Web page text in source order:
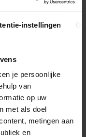
instellingen
je persoonlijke
van
op uw
met als doel
metingen aan
en
tijd